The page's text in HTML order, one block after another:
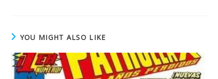
YOU MIGHT ALSO LIKE